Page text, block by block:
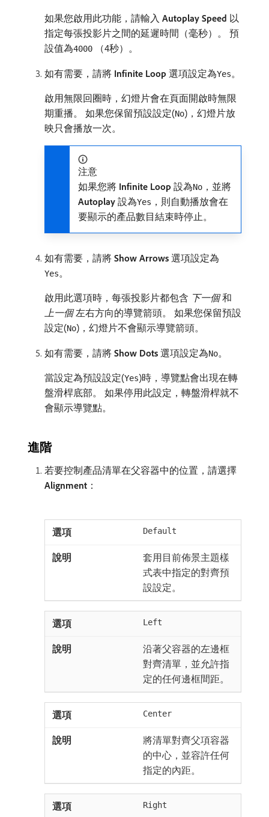
如果您啟用此功能，請輸入​ Autoplay Speed ​以
指定每張投影片之間的延遲時間（毫秒）。 預
設值為4000 （4秒）。
如有需要，請將​ Infinite Loop ​選項設定為Yes。
啟用無限回圈時，幻燈片會在頁面開啟時無限
期重播。 如果您保留預設設定(No)，幻燈片放
映只會播放一次。
注意
如果您將​ Infinite Loop ​設為No ，並將​
Autoplay ​設為Yes ，則自動播放會在
要顯示的產品數目結束時停止。
如有需要，請將​ Show Arrows ​選項設定為
Yes。
啟用此選項時，每張投影片都包含​ 下一個​和​
上一個​左右方向的導覽箭頭。 如果您保留預設
設定(No)，幻燈片不會顯示導覽箭頭。
如有需要，請將​ Show Dots ​選項設定為No。
當設定為預設設定(Yes)時，導覽點會出現在轉
盤滑桿底部。 如果停用此設定，轉盤滑桿就不
會顯示導覽點。
進階
若要控制產品清單在父容器中的位置，請選擇​
Alignment ：
Default
套用目前佈景主題樣
式表中指定的對齊預
設設定。
Left
沿著父容器的左邊框
對齊清單，並允許指
定的任何邊框間距。
Center
將清單對齊父項容器
的中心，並容許任何
指定的內距。
Right